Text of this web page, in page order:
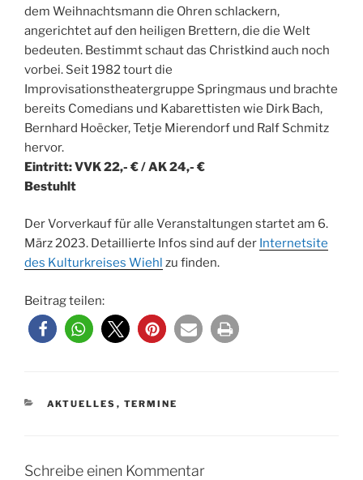
dem Weihnachtsmann die Ohren schlackern,
angerichtet auf den heiligen Brettern, die die Welt
bedeuten. Bestimmt schaut das Christkind auch noch
vorbei. Seit 1982 tourt die
Improvisationstheatergruppe Springmaus und brachte
bereits Comedians und Kabarettisten wie Dirk Bach,
Bernhard Hoëcker, Tetje Mierendorf und Ralf Schmitz
hervor.
Eintritt: VVK 22,- € / AK 24,- €
Bestuhlt
Der Vorverkauf für alle Veranstaltungen startet am 6.
März 2023. Detaillierte Infos sind auf der Internetsite
des Kulturkreises Wiehl zu finden.
Beitrag teilen:
KATEGORIEN
AKTUELLES , TERMINE
Schreibe einen Kommentar